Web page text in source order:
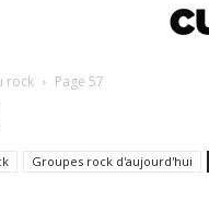
rock Page 57
Groupes rock d'aujourd'hui